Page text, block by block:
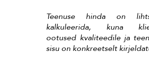
Teenuse hinda on
kalkuleerida, kuna
ootused kvaliteedile ja
sisu on konkreetselt